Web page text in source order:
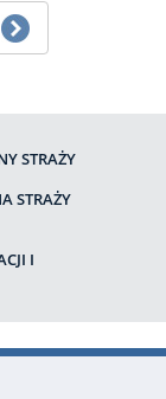
STRAŻY
STRAŻY
I